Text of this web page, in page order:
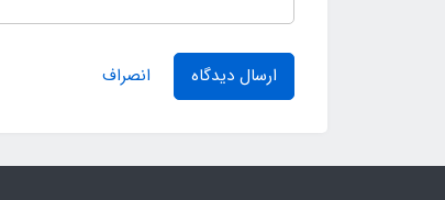
ارسال دیدگاه انصراف